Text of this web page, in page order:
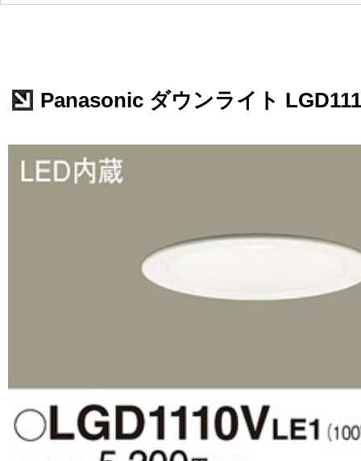
Panasonic ダウンライト